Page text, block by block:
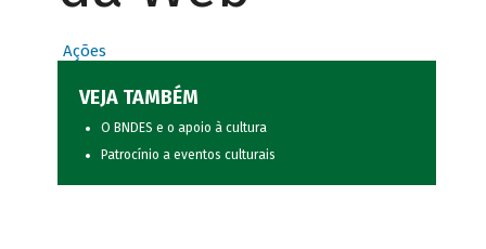
Ações
VEJA TAMBÉM
O BNDES e o apoio à cultura
Patrocínio a eventos culturais